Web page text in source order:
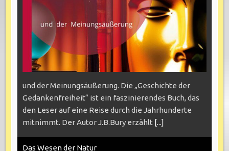
und der Meinungsäußerung. Die „Geschichte der
Gedankenfreiheit“ ist ein faszinierendes Buch, das
den Leser auf eine Reise durch die Jahrhunderte
mitnimmt. Der Autor J.B.Bury erzählt [...]
Das Wesen der Natur